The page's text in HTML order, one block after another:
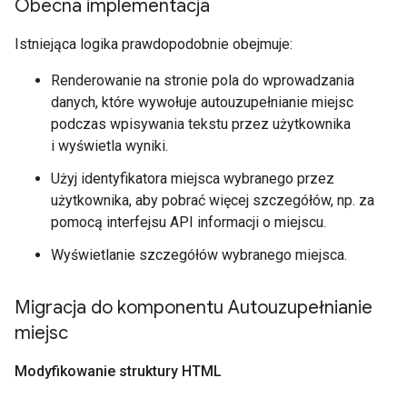
Obecna implementacja
Istniejąca logika prawdopodobnie obejmuje:
Renderowanie na stronie pola do wprowadzania
danych, które wywołuje autouzupełnianie miejsc
podczas wpisywania tekstu przez użytkownika
i wyświetla wyniki.
Użyj identyfikatora miejsca wybranego przez
użytkownika, aby pobrać więcej szczegółów, np. za
pomocą interfejsu API informacji o miejscu.
Wyświetlanie szczegółów wybranego miejsca.
Migracja do komponentu Autouzupełnianie
miejsc
Modyfikowanie struktury HTML